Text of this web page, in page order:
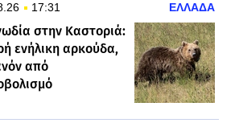
17:31 ΕΛΛΑΔΑ
στην Καστοριά:
ενήλικη αρκούδα,
από